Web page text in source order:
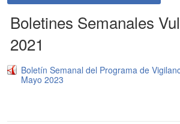
Boletines Semanales
2021
Boletín Semanal del Programa de
Mayo 2023